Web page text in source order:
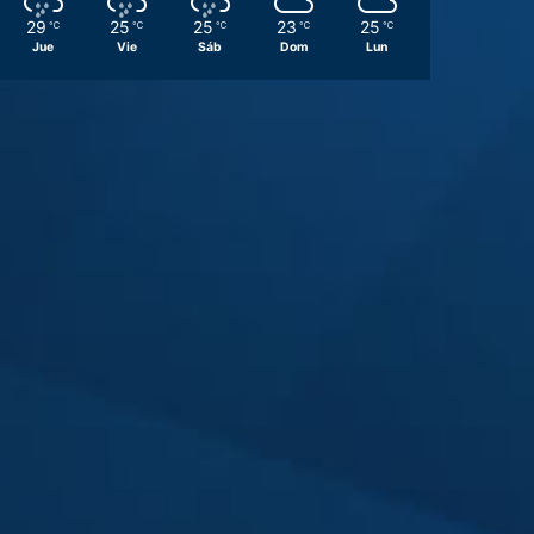
29 ℃
Jue
25 ℃
Vie
25 ℃
Sáb
23 ℃
Dom
25 ℃
Lun